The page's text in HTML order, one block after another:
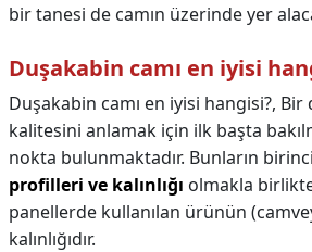
bir tanesi de camın üzerinde yer
Duşakabin camı en iyisi
Duşakabin camı en iyisi hangisi?, Bir
kalitesini anlamak için ilk başta
nokta bulunmaktadır. Bunların
profilleri ve kalınlığı olmakla
panellerde kullanılan ürünün
kalınlığıdır.